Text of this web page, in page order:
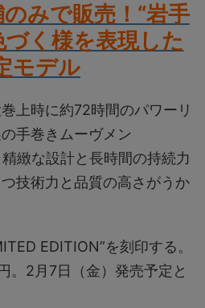
のみで販売！“岩手
づく様を表現した
モデル
上時に約72時間のパワーリ
手巻きムーヴメン
緻な設計と長時間の持続力
技術力と品質の高さがうか
EDITION”を刻印する。
。2月7日（金）発売予定と